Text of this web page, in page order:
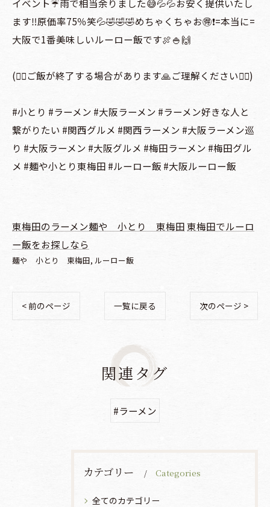
イベント☔️雨で相当余りました😅💦💦お安く提供いたし
ます‼️原価率75％笑💦🤣🤣🤣めちゃくちゃお🉐❗️=本当に=
大阪で1番美味しいルーロー飯です🍖🍚🙌
(🙇‍♂️ご飯が終了する場合があります🙏ご理解ください🙇‍♀️)
#小とり #ラーメン #大阪ラーメン #ラーメン好きな人と
繋がりたい #関西グルメ #関西ラーメン #大阪ラーメン巡
り #大阪ラーメン #大阪グルメ #梅田ラーメン #梅田グル
メ #麺や小とり東梅田 #ルーロー飯 #大阪ルーロー飯
東梅田のラーメン麺や 小とり 東梅田東梅田でルーロ
ー飯をお探しなら
麺や 小とり 東梅田 ルーロー飯
< 前のページ 一覧に戻る 次のページ >
関連タグ
#ラーメン
カテゴリー Categories
全てのカテゴリー